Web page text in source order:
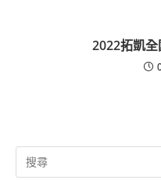
2022拓凱
Search
for: